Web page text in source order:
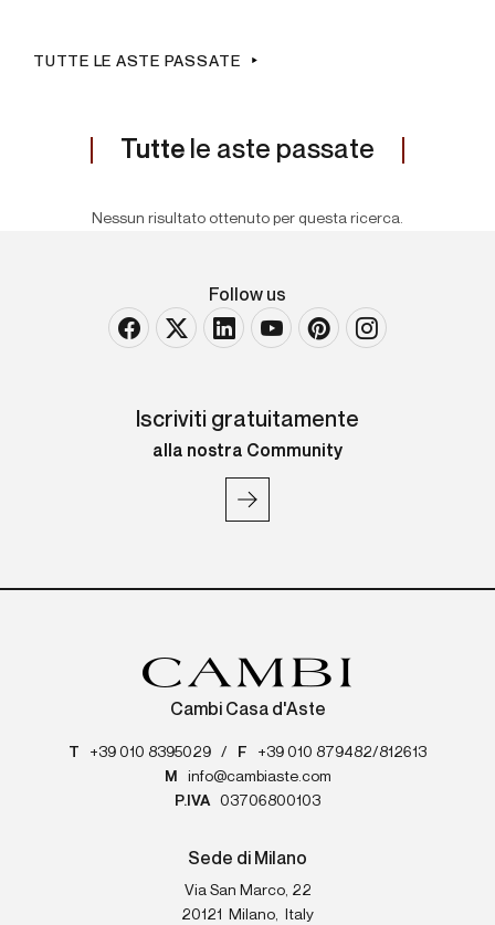
TUTTE LE ASTE PASSATE
Tutte le aste passate
Nessun risultato ottenuto per questa ricerca.
Follow us
Iscriviti gratuitamente
alla nostra Community
Cambi Casa d'Aste
T +39 010 8395029 / F
+39 010 879482/812613
M
info@cambiaste.com
P.IVA
03706800103
Sede di Milano
Via San Marco, 22
20121
Milano,
Italy